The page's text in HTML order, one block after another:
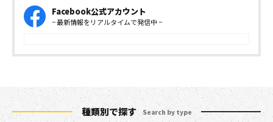
Facebook公式アカウント
− 最新情報をリアルタイムで発信中 −
種類別で探す Search by type